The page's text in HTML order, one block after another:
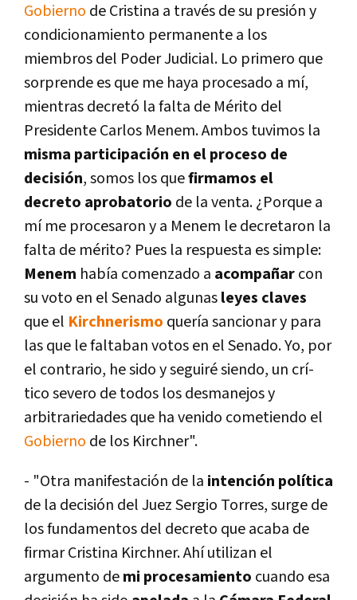
Gobierno de Cristina a través de su presión y
condicionamiento permanente a los
miembros del Poder Judicial. Lo primero que
sorprende es que me haya procesado a mí­,
mientras decretó la falta de Mérito del
Presidente Carlos Menem. Ambos tuvimos la
misma participación en el proceso de
decisión, somos los quefirmamos el
decreto aprobatorio de la venta. ¿Porque a
mí­ me procesaron y a Menem le decretaron la
falta de mérito? Pues la respuesta es simple:
Menem habí­a comenzado a acompañarcon
su voto en el Senado algunasleyes claves
que el Kirchnerismo querí­a sancionar y para
las que le faltaban votos en el Senado. Yo, por
el contrario, he sido y seguiré siendo, un crí­
tico severo de todos los desmanejos y
arbitrariedades que ha venido cometiendo el
Gobierno de los Kirchner".
- "Otra manifestación de la intención polí­tica
de la decisión del Juez Sergio Torres, surge de
los fundamentos del decreto que acaba de
firmar Cristina Kirchner. Ahí­ utilizan el
argumento demi procesamiento cuando esa